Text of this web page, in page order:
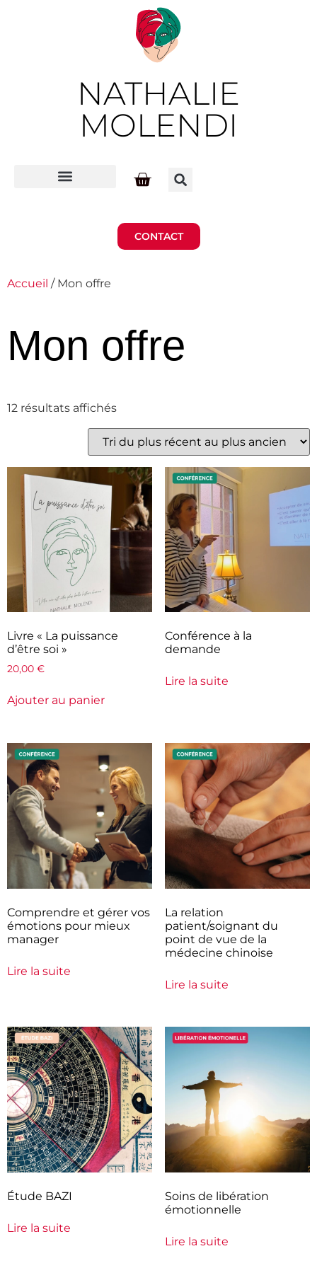
NATHALIE
MOLENDI
CONTACT
Accueil / Mon offre
Mon offre
12 résultats affichés
Livre « La puissance
d’être soi »
20,00 €
Ajouter au panier
Conférence à la
demande
Lire la suite
Comprendre et gérer vos
émotions pour mieux
manager
Lire la suite
La relation
patient/soignant du
point de vue de la
médecine chinoise
Lire la suite
Étude BAZI
Lire la suite
Soins de libération
émotionnelle
Lire la suite